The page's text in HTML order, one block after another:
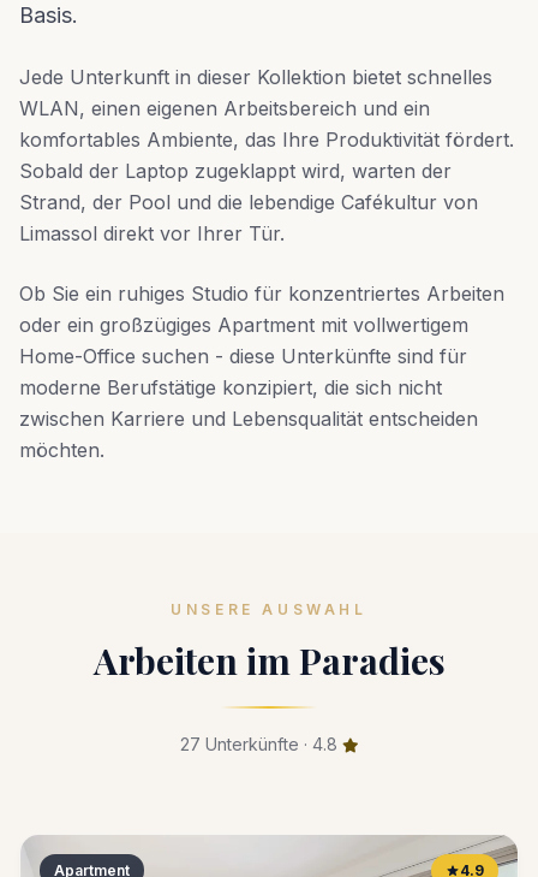
Basis.
Jede Unterkunft in dieser Kollektion bietet schnelles
WLAN, einen eigenen Arbeitsbereich und ein
komfortables Ambiente, das Ihre Produktivität fördert.
Sobald der Laptop zugeklappt wird, warten der
Strand, der Pool und die lebendige Cafékultur von
Limassol direkt vor Ihrer Tür.
Ob Sie ein ruhiges Studio für konzentriertes Arbeiten
oder ein großzügiges Apartment mit vollwertigem
Home-Office suchen - diese Unterkünfte sind für
moderne Berufstätige konzipiert, die sich nicht
zwischen Karriere und Lebensqualität entscheiden
möchten.
UNSERE AUSWAHL
Arbeiten im Paradies
27 Unterkünfte · 4.8
Apartment 4.9